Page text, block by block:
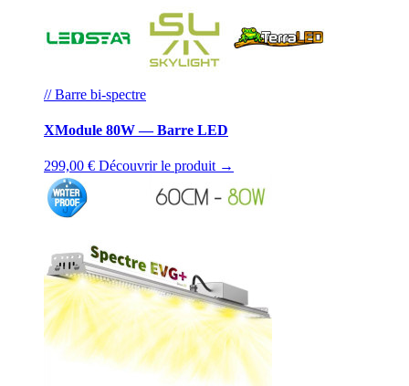
// Barre bi-spectre
XModule 80W — Barre LED
299,00 € Découvrir le produit →